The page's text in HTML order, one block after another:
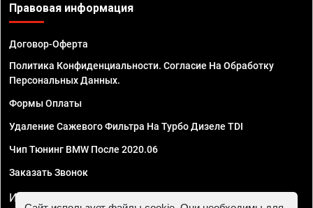
Правовая информация
Договор-Оферта
Политика Конфиденциальности. Согласие На Обработку
Персональных Данных.
Формы Оплаты
Удаление Сажевого Фильтра На Турбо Дизеле TDI
Чип Тюнинг BMW После 2020.06
Заказать Звонок
ИП Смирнов Георгий Павлович. ИНН 781302555843,